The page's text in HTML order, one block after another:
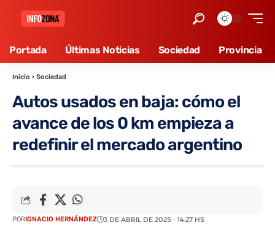
Portada Últimas Noticias Sociedad Provincia
Inicio › Sociedad
Autos usados en baja: cómo el
avance de los 0 km empieza a
redefinir el mercado argentino
PORIGNACIO HERNÁNDEZ 3 DE ABRIL DE 2025 - 14:27 HS